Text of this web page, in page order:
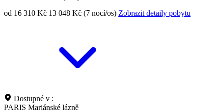
od 16 310 Kč 13 048 Kč (7 nocí/os) Zobrazit detaily pobytu
Dostupné v :
PARIS Mariánské lázně